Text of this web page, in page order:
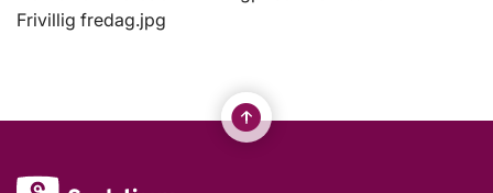
Frivillig fredag.jpg